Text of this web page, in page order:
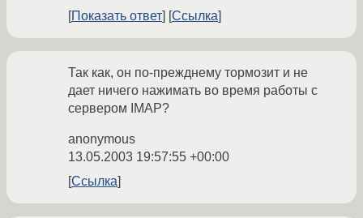
Показать ответ
Ссылка
Так как, он по-прежднему тормозит и не
дает ничего нажимать во время работы с
сервером IMAP?
anonymous
13.05.2003 19:57:55 +00:00
Ссылка